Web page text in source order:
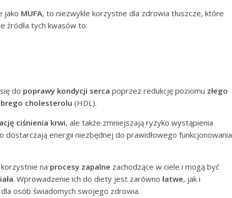
jako MUFA, to niezwykle korzystne dla zdrowia tłuszcze, które
źródła tych kwasów to:
do poprawy kondycji serca poprzez redukcję poziomu złego
cholesterolu (HDL).
ciśnienia krwi, ale także zmniejszają ryzyko wystąpienia
dostarczają energii niezbędnej do prawidłowego funkcjonowania
na procesy zapalne zachodzące w ciele i mogą być
. Wprowadzenie ich do diety jest zarówno łatwe, jak i
osób świadomych swojego zdrowia.